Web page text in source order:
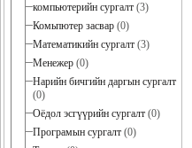
компьютерийн сургалт (3)
Комьпютер засвар (0)
Математикийн сургалт (3)
Менежер (0)
Нарийн бичгийн даргын сургалт
(0)
Оёдол эсгүүрийн сургалт (0)
Програмын сургалт (0)